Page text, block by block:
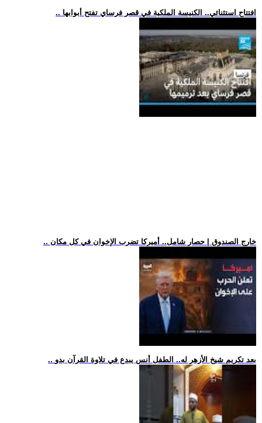
.. افتتاح استثنائي.. الكنيسة الملكية في قصر فرساي تفتح أبوابها
.. خارج الصندوق | حصار شامل.. أميركا تضرب الإخوان في كل مكان
.. بعد تكريم شيخ الأزهر له.. الطفل أنس يبدع في تلاوة القرآن بدو